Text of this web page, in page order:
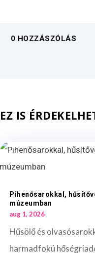
0 HOZZÁSZÓLÁS
EZ IS
Pihenősarokkal,
múzeumban
aug 1, 2026
Hűsölő és
harmadfokú